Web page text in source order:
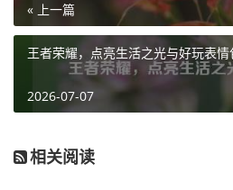
手套在一定程度上也成为了玩家
稀有且昂贵的手套往往代表着玩
它们可能是玩家通过长时间的游
交易市场的拼搏才获得的，佩戴
义上也向其他玩家传达了自己在
« 上一篇
王者荣耀，点亮生活之光与好玩表情
2026-07-07
相关阅读